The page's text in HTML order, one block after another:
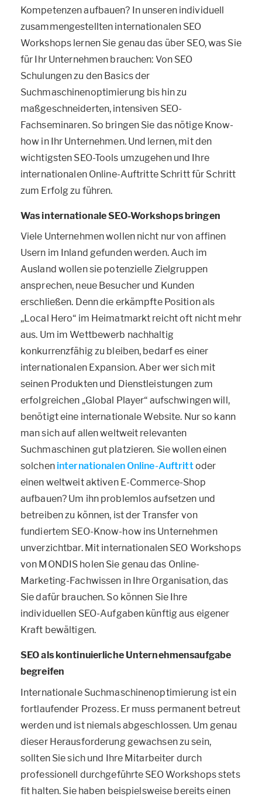
Kompetenzen aufbauen? In unseren individuell
zusammengestellten internationalen SEO
Workshops lernen Sie genau das über SEO, was Sie
für Ihr Unternehmen brauchen: Von SEO
Schulungen zu den Basics der
Suchmaschinenoptimierung bis hin zu
maßgeschneiderten, intensiven SEO-
Fachseminaren. So bringen Sie das nötige Know-
how in Ihr Unternehmen. Und lernen, mit den
wichtigsten SEO-Tools umzugehen und Ihre
internationalen Online-Auftritte Schritt für Schritt
zum Erfolg zu führen.
Was internationale SEO-Workshops bringen
Viele Unternehmen wollen nicht nur von affinen
Usern im Inland gefunden werden. Auch im
Ausland wollen sie potenzielle Zielgruppen
ansprechen, neue Besucher und Kunden
erschließen. Denn die erkämpfte Position als
„Local Hero“ im Heimatmarkt reicht oft nicht mehr
aus. Um im Wettbewerb nachhaltig
konkurrenzfähig zu bleiben, bedarf es einer
internationalen Expansion. Aber wer sich mit
seinen Produkten und Dienstleistungen zum
erfolgreichen „Global Player“ aufschwingen will,
benötigt eine internationale Website. Nur so kann
man sich auf allen weltweit relevanten
Suchmaschinen gut platzieren. Sie wollen einen
solchen internationalen Online-Auftrittoder
einen weltweit aktiven E-Commerce-Shop
aufbauen? Um ihn problemlos aufsetzen und
betreiben zu können, ist der Transfer von
fundiertem SEO-Know-how ins Unternehmen
unverzichtbar. Mit internationalen SEO Workshops
von MONDIS holen Sie genau das Online-
Marketing-Fachwissen in Ihre Organisation, das
Sie dafür brauchen. So können Sie Ihre
individuellen SEO-Aufgaben künftig aus eigener
Kraft bewältigen.
SEO als kontinuierliche Unternehmensaufgabe
begreifen
Internationale Suchmaschinenoptimierung ist ein
fortlaufender Prozess. Er muss permanent betreut
werden und ist niemals abgeschlossen. Um genau
dieser Herausforderung gewachsen zu sein,
sollten Sie sich und Ihre Mitarbeiter durch
professionell durchgeführte SEO Workshops stets
fit halten. Sie haben beispielsweise bereits einen